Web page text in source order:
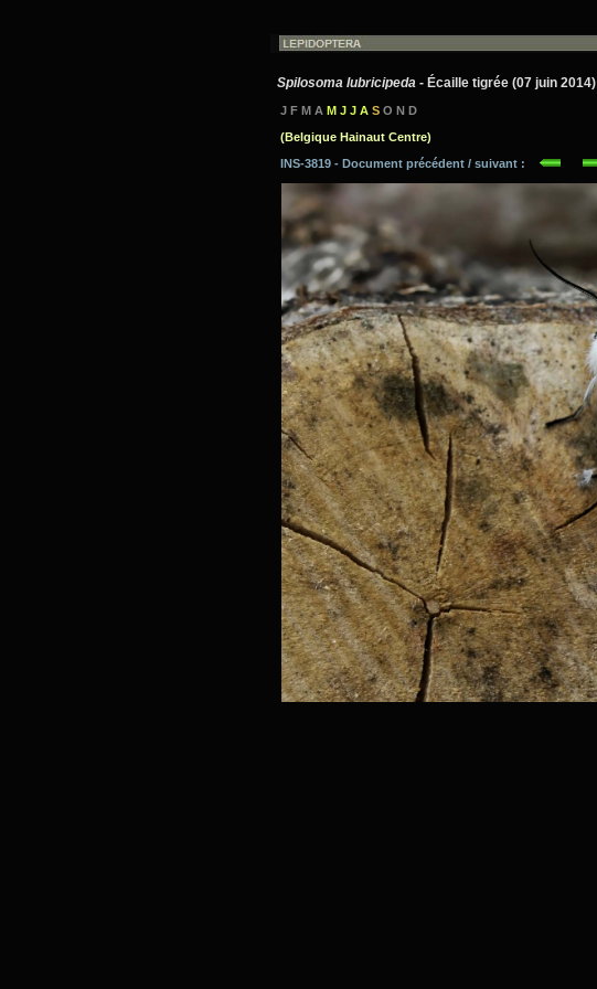
Spilosoma lubricipeda - Écaille tigrée (07 juin 2014)
J F M A M J J A S O N D
(Belgique Hainaut Centre)
INS-3819 - Document précédent / suivant :